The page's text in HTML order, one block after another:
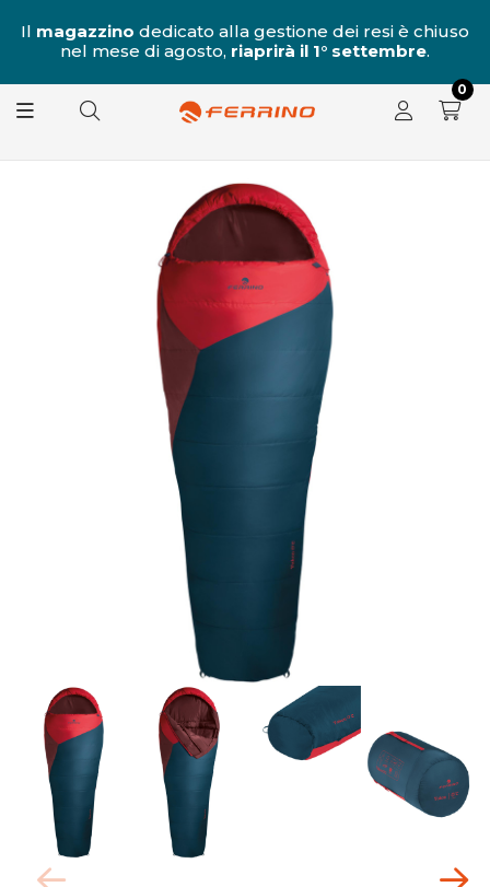
Il magazzino dedicato alla gestione dei resi è chiuso
nel mese di agosto, riaprirà il 1° settembre.
0